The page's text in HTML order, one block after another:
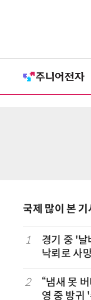
국제 많이 본 기
1
경기 중 '
낙뢰로 사
2
“냄새 못
영 중 방귀